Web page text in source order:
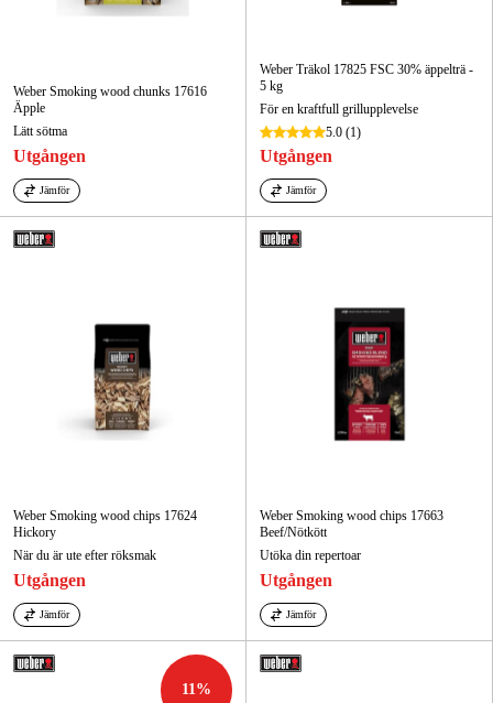
Weber Smoking wood chunks 17616
Äpple
Lätt sötma
Utgången
Jämför
Weber Träkol 17825 FSC 30% äppelträ -
5 kg
För en kraftfull grillupplevelse
5.0 (1)
Utgången
Jämför
Weber Smoking wood chips 17624
Hickory
När du är ute efter röksmak
Utgången
Jämför
Weber Smoking wood chips 17663
Beef/Nötkött
Utöka din repertoar
Utgången
Jämför
11%